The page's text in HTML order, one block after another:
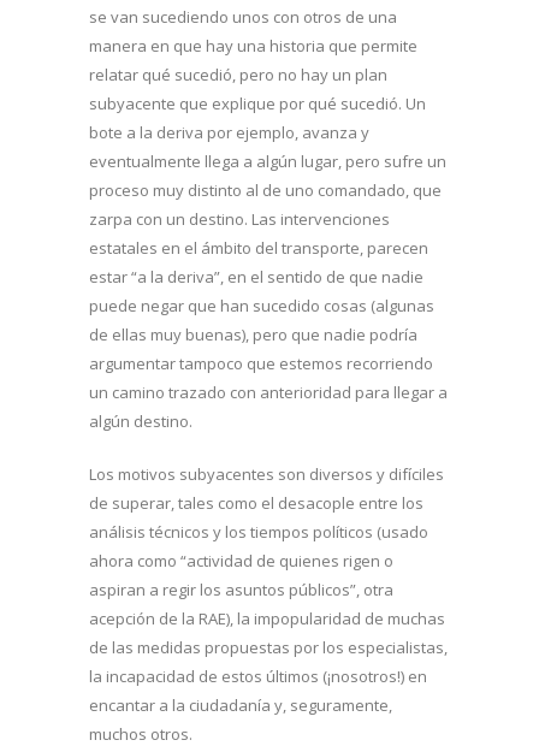
se van sucediendo unos con otros de una
manera en que hay una historia que permite
relatar qué sucedió, pero no hay un plan
subyacente que explique por qué sucedió. Un
bote a la deriva por ejemplo, avanza y
eventualmente llega a algún lugar, pero sufre un
proceso muy distinto al de uno comandado, que
zarpa con un destino. Las intervenciones
estatales en el ámbito del transporte, parecen
estar “a la deriva”, en el sentido de que nadie
puede negar que han sucedido cosas (algunas
de ellas muy buenas), pero que nadie podría
argumentar tampoco que estemos recorriendo
un camino trazado con anterioridad para llegar a
algún destino.
Los motivos subyacentes son diversos y difíciles
de superar, tales como el desacople entre los
análisis técnicos y los tiempos políticos (usado
ahora como “actividad de quienes rigen o
aspiran a regir los asuntos públicos”, otra
acepción de la RAE), la impopularidad de muchas
de las medidas propuestas por los especialistas,
la incapacidad de estos últimos (¡nosotros!) en
encantar a la ciudadanía y, seguramente,
muchos otros.